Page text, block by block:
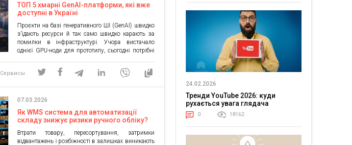
ТОП 5 хмарні GenAI-платформи, які вже
доступні в Україні
Проєкти на базі генеративного ШІ (GenAI) швидко
з’їдають ресурси й так само швидко карають за
помилки в інфраструктурі. Учора вистачало
однієї GPU-ноди для прототипу, сьогодні потрібні
й дискові підсистеми, плюс вимоги безпеки та
юрисдикції даних. У цій статті я розкладаю, як на
Сервисы
07.03.2026
Як WMS система для автоматизації
складу знижує ризики ручного обліку?
Втрати товару, пересортування, затримки
відвантажень і розбіжності в залишках виникають
24.02.2026
Тренди YouTube 2026: куди
рухається увага глядача
0 18162